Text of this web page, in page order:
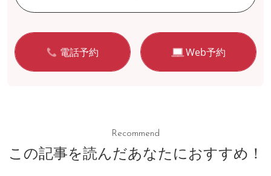
電話予約 Web予約
Recommend
この記事を読んだあなたにおすすめ！